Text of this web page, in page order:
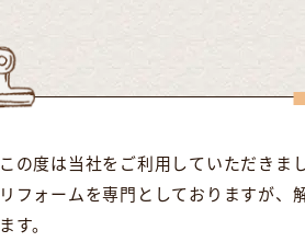
この度は当社をご利用していただきま
リフォームを専門としておりますが、
ます。